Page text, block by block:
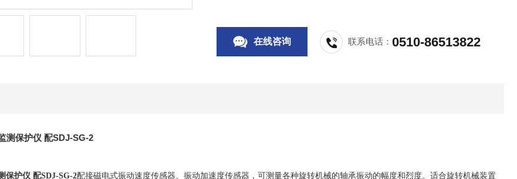
在线咨询 联系电话：0510-86513822
测保护仪 配SDJ-SG-2
保护仪 配SDJ-SG-2配接磁电式振动速度传感器、振动加速度传感器，可测量各种旋转机械的轴承振动的幅度和烈度。适合旋转机械装置